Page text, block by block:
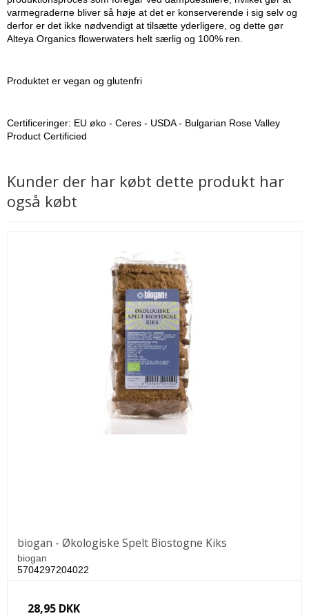
varmegraderne bliver så høje at det er konserverende i sig selv og
derfor er det ikke nødvendigt at tilsætte yderligere, og dette gør
Alteya Organics flowerwaters helt særlig og 100% ren.
Produktet er vegan og glutenfri
Certificeringer: EU øko - Ceres - USDA - Bulgarian Rose Valley
Product Certificied
Kunder der har købt dette produkt har
også købt
biogan - Økologiske Spelt Biostogne Kiks
biogan
5704297204022
28,95 DKK